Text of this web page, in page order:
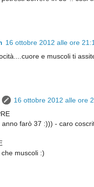
16 ottobre 2012 alle ore
e muscoli ti
16 ottobre 2012 alle ore
anno farò 37 :))) - caro
muscoli :)